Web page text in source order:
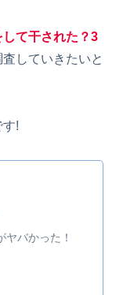
て干された？3
査していきたいと
!
バかった！